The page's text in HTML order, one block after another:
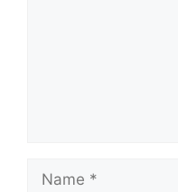
Name